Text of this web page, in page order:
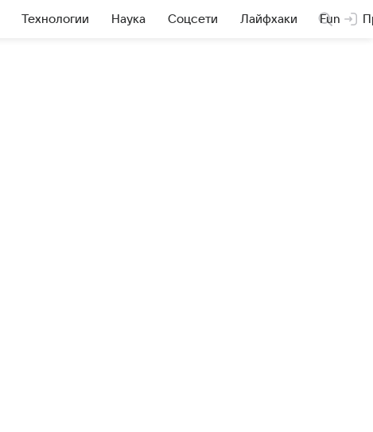
Технологии Наука Соцсети Лайфхаки Fun